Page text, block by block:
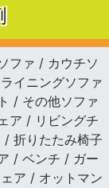
ファ / カウチソ
イニングソファ
/ その他ソファ
ア / リビングチ
折りたたみ椅子
/ ベンチ / ガー
ア / オットマン